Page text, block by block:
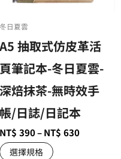
冬日夏雲
A5 抽取式仿皮革活
頁筆記本-冬日夏雲-
深焙抹茶-無時效手
帳/日誌/日記本
NT$ 390–NT$ 630
選擇規格